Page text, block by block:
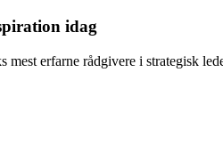
idag
mest erfarne rådgivere i strategisk